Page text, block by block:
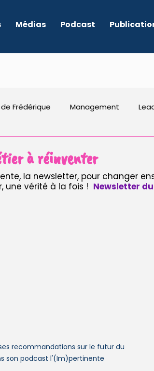
Médias Podcast
Frédérique Management
à réinventer
la newsletter, pour changer
une vérité à la fois ! Newsletter
recommandations sur le futur du
son podcast l'(Im)pertinente